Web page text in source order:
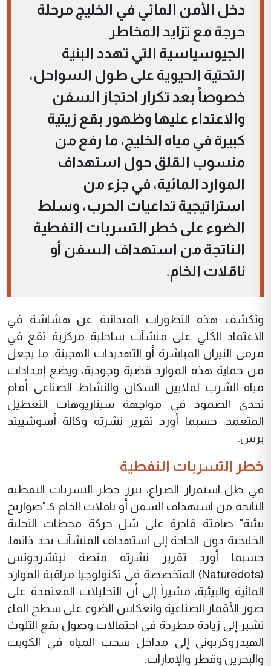
دخل الأمن المائي في الخليج مرحلة
حرجة مع تزايد المخاطر
الجيوسياسية التي تهدد البنية
التحتية الحيوية على طول السواحل،
خصوصاً بعد تكرار احتجاز السفن
والاعتداء عليها وظهور بقع زيتية
كبيرة في مياه الخليج، ما رفع من
منسوب القلق حول استهداف
الموارد المائية، في جزء من
استراتيجية تداعيات الحرب، وسلط
الضوء على خطر التسربات النفطية
الناتجة من استهداف السفن أو
ناقلات الخام.
وتكشف هذه التطورات الميدانية عن هشاشة في
الاعتماد الكلي على منشآت ساحلية مركزية تقع في
مرمى النيران المباشرة أو التهديدات الهجينة، ما يجعل
من حماية هذه الموارد قضية وجودية، ويضع إمدادات
مياه الشرب لملايين السكان والنشاط الصناعي أمام
تحدي الصمود في مواجهة سيناريوهات التعطيل
المتعمد، حسبما أورد تقرير نشرته وكالة أسوشييتد
برس.
خطر التسربات النفطية
في ظل استمرار الصراع، يبرز خطر التسربات النفطية
الناتجة من استهداف السفن أو ناقلات الخام كـ"صواريخ
بيئية" صامتة قادرة على شل حركة محطات التحلية
الخليجية دون الحاجة إلى استهداف المنشآت بحد ذاتها،
حسبما أورد تقرير نشرته منصة نيتشردوتس
(Naturedots) المتخصصة في تكنولوجيا مراقبة الموارد
المائية والبيئية، مشيراً إلى أن التحليلات المعتمدة على
صور الأقمار الصناعية وانعكاس الضوء على سطح الماء
تشير إلى زيادة مطردة في احتمالات وصول بقع التلوث
الهيدروكربوني إلى مداخل سحب المياه في الكويت
والبحرين وقطر والإمارات.